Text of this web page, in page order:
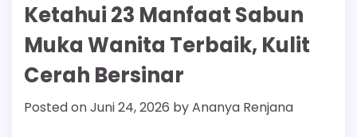
Ketahui 23 Manfaat Sabun
Muka Wanita Terbaik, Kulit
Cerah Bersinar
Posted onJuni 24, 2026 byAnanya Renjana